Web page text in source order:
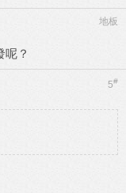
地板
呢？
5#